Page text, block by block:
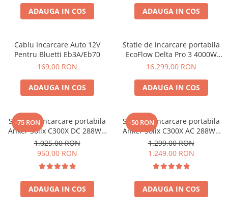
Acumulatori Moto
Invertoare Tensiune
Roboti Pornire Auto
Statii de incarcare vehicule
electrice
UPS Centrale Termice
Stabilizatoare Tensiune
Scule si aparate
Instrumente de masura
Anemometre
Clampmetre
Detectoare
Multimetre Portabile
ADAUGA IN COS ADAUGA IN COS
Cablu Incarcare Auto 12V
Pentru Bluetti Eb3A/Eb70
169,00 RON
ADAUGA IN COS
Statie de incarcare portabila
EcoFlow Delta Pro 3 4000W
4096Wh
16.299,00 RON
ADAUGA IN COS
-75 RON
Statie de incarcare portabila
Anker Solix C300X DC 288Wh
300W
1.025,00 RON
950,00 RON
ADAUGA IN COS
-50 RON
Statie de incarcare portabila
Anker Solix C300X AC 288Wh
300W
1.299,00 RON
1.249,00 RON
ADAUGA IN COS